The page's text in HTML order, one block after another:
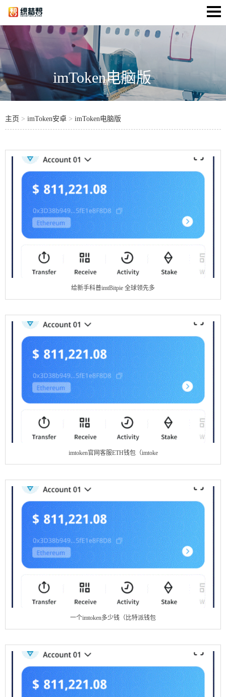
imToken电脑版
主页 > imToken安卓 > imToken电脑版
给新手科普imtBitpie 全球领先多
imtoken官网客服ETH钱包（imtoke
一个imtoken多少钱（比特派钱包